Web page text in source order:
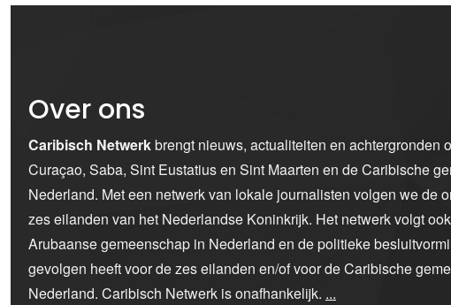
Over ons
Caribisch Netwerkbrengt nieuws, actualiteiten en achtergronden
Curaçao, Saba, Sint Eustatius en Sint Maarten en de Caribische
Nederland. Met een netwerk van lokale journalisten volgen we de
zes eilanden van het Nederlandse Koninkrijk. Het netwerk volgt
Arubaanse gemeenschap in Nederland en de politieke
gevolgen heeft voor de zes eilanden en/of voor de Caribische
Nederland. Caribisch Netwerk is onafhankelijk. ...